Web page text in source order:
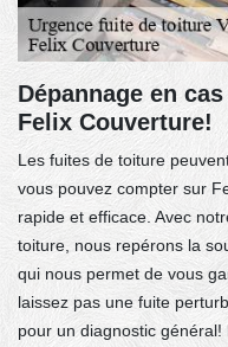
Dépannage en
Felix Couverture!
Les fuites de toiture
vous pouvez compter sur
rapide et efficace. Avec
toiture, nous repérons la
qui nous permet de vous
laissez pas une fuite
pour un diagnostic